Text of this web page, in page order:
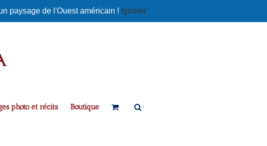
paysage de l'Ouest américain ! Ignorer
photo et récits Boutique